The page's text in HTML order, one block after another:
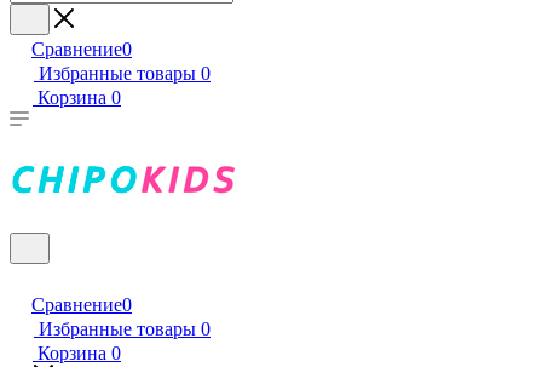
Сравнение0
Избранные товары 0
Корзина 0
Сравнение0
Избранные товары 0
Корзина 0